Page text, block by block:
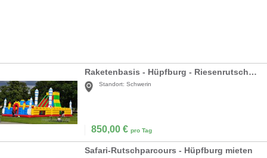
Raketenbasis - Hüpfburg - Riesenrutsche mieten
Standort: Schwerin
850,00 € pro Tag
Safari-Rutschparcours - Hüpfburg mieten